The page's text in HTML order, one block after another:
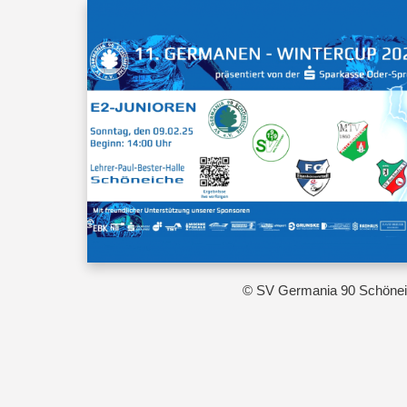
© SV Germania 90